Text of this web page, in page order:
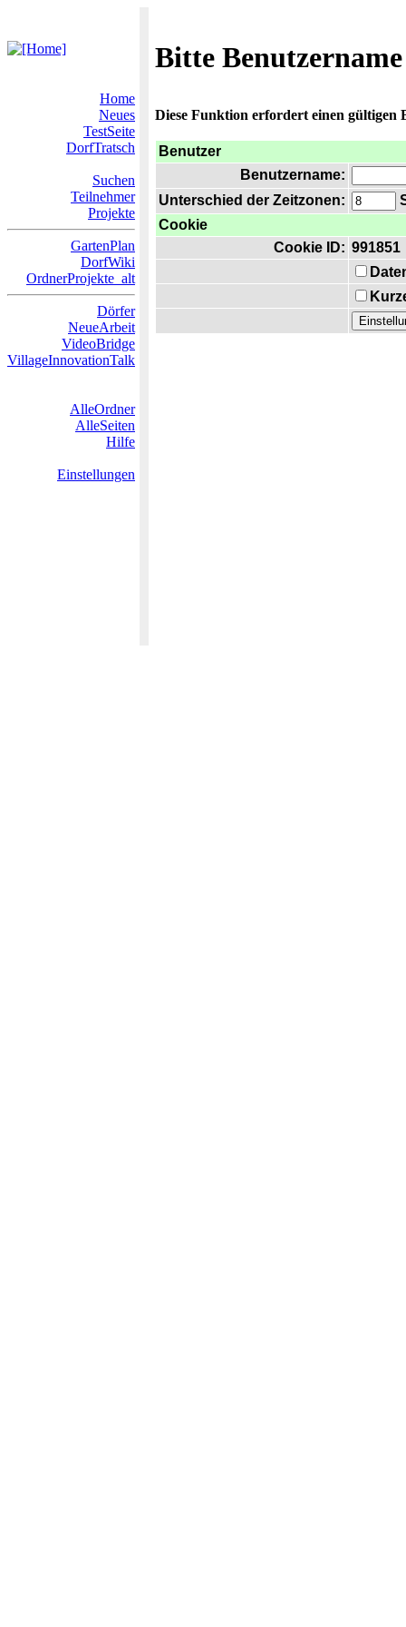
Bitte
Home
Neues
TestSeite
DorfTratsch
Suchen
Teilnehmer
Projekte
GartenPlan
DorfWiki
OrdnerProjekte_alt
Dörfer
NeueArbeit
VideoBridge
VillageInnovationTalk
AlleOrdner
AlleSeiten
Hilfe
Einstellungen
Diese Funktion erfordert einen gültigen
Benutzer
Benutzername:
Unterschied der Zeitzonen:
Cookie
Cookie ID: 991851